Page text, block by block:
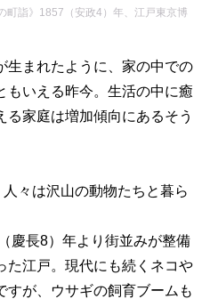
町詣》1857（安政4）年、江戸東京博
生まれたように、家の中での
もいえる昨今。生活の中に癒
る家庭は増加傾向にあるそう
々は沢山の動物たちと暮ら
慶長8）年より街並みが整備
た江戸。現代にも続くネコや
すが、ウサギの飼育ブームも